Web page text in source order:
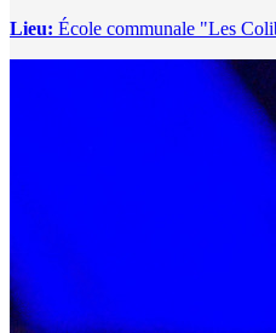
Lieu: École communale "Les